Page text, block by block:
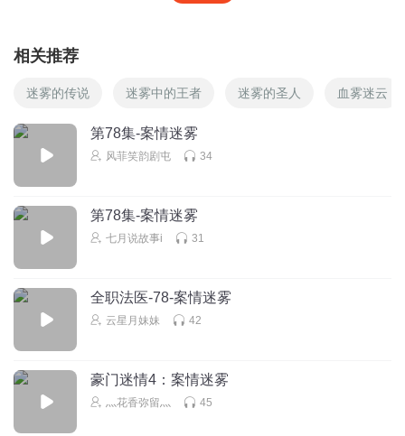
相关推荐
迷雾的传说 迷雾中的王者 迷雾的圣人 血雾迷云
第78集-案情迷雾
风菲笑韵剧屯 34
第78集-案情迷雾
七月说故事i 31
全职法医-78-案情迷雾
云星月妹妹 42
豪门迷情4：案情迷雾
灬花香弥留灬 45